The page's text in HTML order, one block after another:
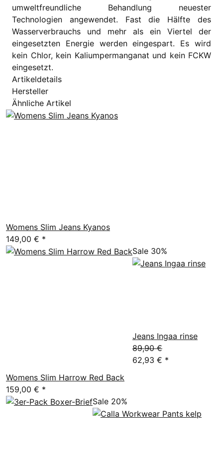
umweltfreundliche Behandlung neuester
Technologien angewendet. Fast die Hälfte des
Wasserverbrauchs und mehr als ein Viertel der
eingesetzten Energie werden eingespart. Es wird
kein Chlor, kein Kaliumpermanganat und kein FCKW
eingesetzt.
Artikeldetails
Hersteller
Ähnliche Artikel
Womens Slim Jeans Kyanos
149,00 € *
Womens Slim Harrow Red Back
159,00 € *
Sale 30%
Jeans Ingaa rinse
89,90 €
62,93 € *
Sale 20%